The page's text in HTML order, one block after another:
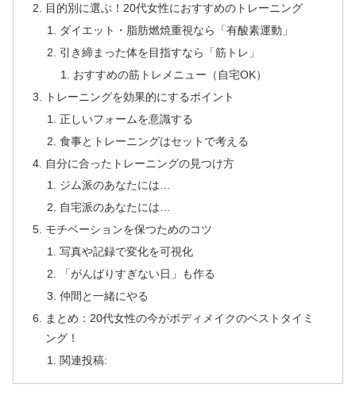
目的別に選ぶ！20代女性におすすめのトレーニング
ダイエット・脂肪燃焼重視なら「有酸素運動」
引き締まった体を目指すなら「筋トレ」
おすすめの筋トレメニュー（自宅OK）
トレーニングを効果的にするポイント
正しいフォームを意識する
食事とトレーニングはセットで考える
自分に合ったトレーニングの見つけ方
ジム派のあなたには…
自宅派のあなたには…
モチベーションを保つためのコツ
写真や記録で変化を可視化
「がんばりすぎない日」も作る
仲間と一緒にやる
まとめ：20代女性の今がボディメイクのベストタイミ
ング！
関連投稿: